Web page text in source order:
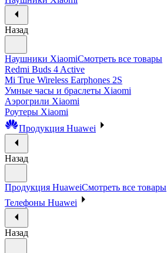
Назад
Наушники XiaomiСмотреть все товары
Redmi Buds 4 Active
Mi True Wireless Earphones 2S
Умные часы и браслеты Xiaomi
Аэрогрили Xiaomi
Роутеры Xiaomi
Продукция Huawei
Назад
Продукция HuaweiСмотреть все товары
Телефоны Huawei
Назад